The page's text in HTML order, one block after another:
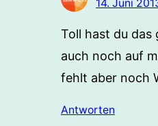
14. Juni
Toll hast du das
auch noch auf
fehlt aber noch
Antworten